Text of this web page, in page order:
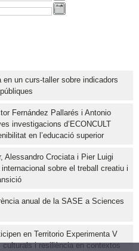
en un curs-taller sobre indicadors
Fernández Pallarés i Antonio
investigacions d’ECONCULT
en l’educació superior
Alessandro Crociata i Pier Luigi
sobre el treball creatiu i
anual de la SASE a Sciences
en Territorio Experimenta V
i resiliència en contextos